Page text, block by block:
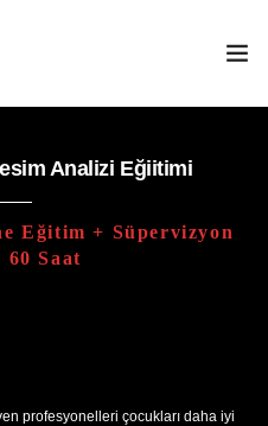
Analizi Eğiitimi
Eğitim + Süpervizyon
Saat
profesyonelleri çocukları daha iyi